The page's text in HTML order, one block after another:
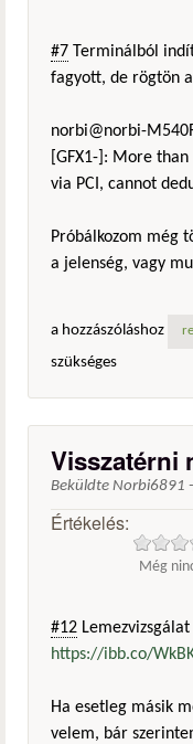
#7 Terminálból
fagyott, de rögtön
norbi@norbi-
[GFX1-]: More
via PCI, cannot
Próbálkozom még
a jelenség, vagy
a hozzászóláshoz
szükséges
Visszatérni
Beküldte Norbi6891 -
Értékelés:
Még
#12
https://ibb.co/
Ha esetleg másik
velem, bár